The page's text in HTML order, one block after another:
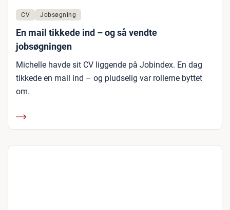
CV Jobsøgning
En mail tikkede ind – og så vendte
jobsøgningen
Michelle havde sit CV liggende på Jobindex. En dag
tikkede en mail ind – og pludselig var rollerne byttet
om.